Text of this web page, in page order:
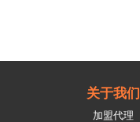
关于我们
加盟代理